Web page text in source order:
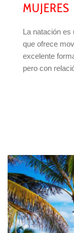
MUJERES
La natación
que ofrece
excelente
pero con